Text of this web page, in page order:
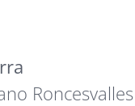
Roncesvalles